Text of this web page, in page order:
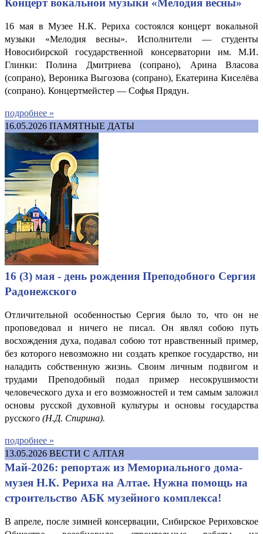
Концерт вокальной музыки «Мелодия весны»
16 мая в Музее Н.К. Рериха состоялся концерт вокальной
музыки «Мелодия весны». Исполнители — студенты
Новосибирской государственной консерватории им. М.И.
Глинки: Полина Дмитриева (сопрано), Арина Власова
(сопрано), Вероника Выгозова (сопрано), Екатерина Киселёва
(сопрано). Концертмейстер — Софья Прядун.
подробнее »
16.05.2026 ПАМЯТНЫЕ ДАТЫ
16 (3) мая - день рождения Преподобного Сергия
Радонежского
Отличительной особенностью Сергия было то, что он не
проповедовал и ничего не писал. Он являл собою путь
восхождения духа, подавал собою тот нравственный пример,
без которого невозможно ни создать крепкое государство, ни
наладить собственную жизнь. Своим личным подвигом и
трудами Преподобный подал пример несокрушимости
человеческого духа и его возможностей и тем самым заложил
основы русской духовной культуры и основы государства
русского (Н.Д. Спирина).
подробнее »
13.05.2026 ВЕСТИ С АЛТАЯ
Май-2026: репортаж из Мемориального дома-
музея Н.К. Рериха на Алтае. Нужна помощь на
строительство АБК музейного комплекса!
В апреле, после зимней консервации, Сибирское Рериховское